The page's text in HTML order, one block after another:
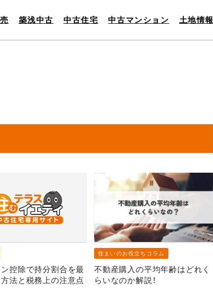
築浅中古 中古住宅 中古マンション 土地情報
控除で持分割合を最
法と税務上の注意点
住まいのお役立ちコラム
不動産購入の平均年齢はどれく
らいなのか解説！